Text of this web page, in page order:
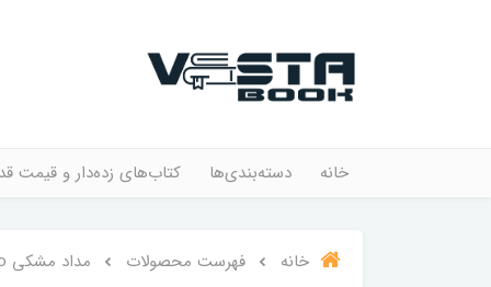
خانه دسته‌بندی‌ها کتاب‌های زده‌دار و قیمت
خانه فهرست محصولات مداد مشکی Picasso